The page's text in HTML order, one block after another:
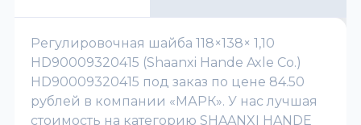
Регулировочная шайба 118×138× 1,10
HD90009320415 (Shaanxi Hande Axle Co.)
HD90009320415 под заказ по цене 84.50
рублей в компании «МАРК». У нас лучшая
стоимость на категорию SHAANXI HANDE